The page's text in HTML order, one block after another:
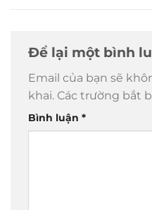
Để lại một bình
Email của bạn sẽ
khai. Các trường bắt
Bình luận *